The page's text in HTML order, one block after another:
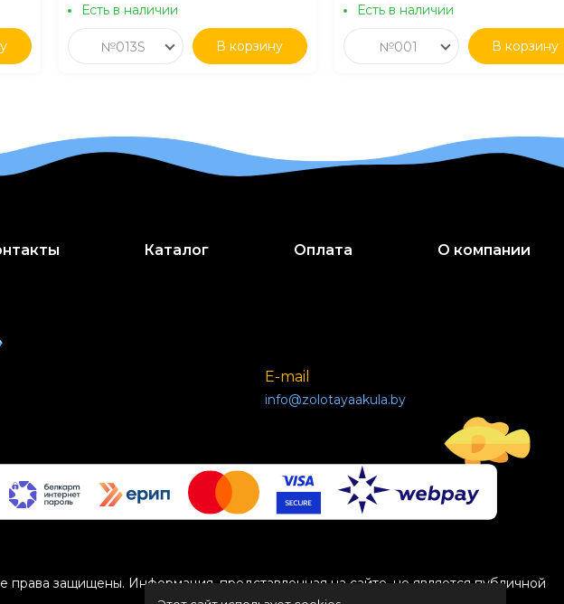
Есть в наличии
№013S В корзину
Есть в наличии
№001 В корзину
Каталог Оплата О компании
E-mail
info@zolotayaakula.by
защищены. Информация, представленная на сайте, не является публичной